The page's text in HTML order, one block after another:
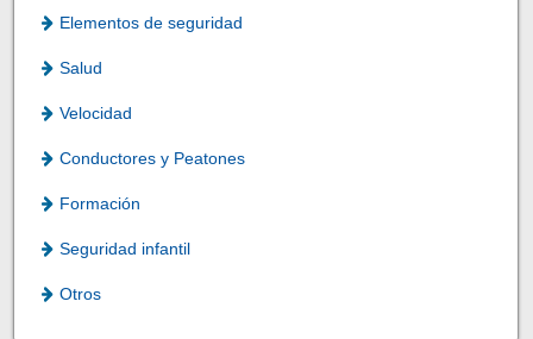
Elementos de seguridad
Salud
Velocidad
Conductores y Peatones
Formación
Seguridad infantil
Otros